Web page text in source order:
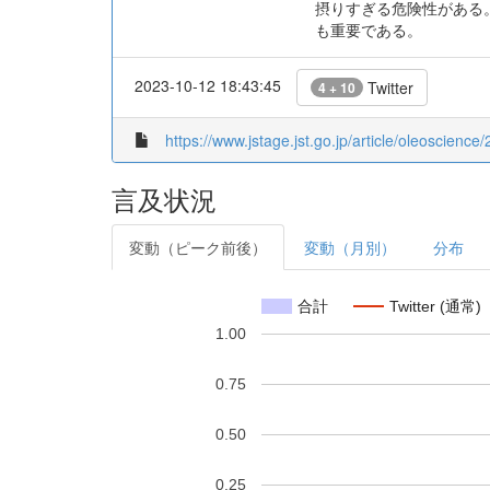
摂りすぎる危険性があ
も重要である。
2023-10-12 18:43:45 4 + 10 Twitter
https://www.jstage.jst.go.jp/article/
言及状況
変動（ピーク前後） 変動（月別） 分布
合計 Twitter (通常)
0.25
0.50
0.75
1.00